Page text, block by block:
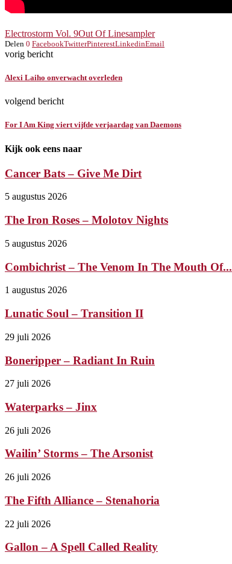
Electrostorm Vol. 9Out Of Linesampler
Delen 0 FacebookTwitterPinterestLinkedinEmail
vorig bericht
Alexi Laiho onverwacht overleden
volgend bericht
For I Am King viert vijfde verjaardag van Daemons
Kijk ook eens naar
Cancer Bats – Give Me Dirt
5 augustus 2026
The Iron Roses – Molotov Nights
5 augustus 2026
Combichrist – The Venom In The Mouth Of...
1 augustus 2026
Lunatic Soul – Transition II
29 juli 2026
Boneripper – Radiant In Ruin
27 juli 2026
Waterparks – Jinx
26 juli 2026
Wailin’ Storms – The Arsonist
26 juli 2026
The Fifth Alliance – Stenahoria
22 juli 2026
Gallon – A Spell Called Reality